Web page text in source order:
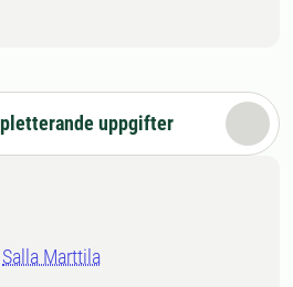
uppgifter
Salla Marttila